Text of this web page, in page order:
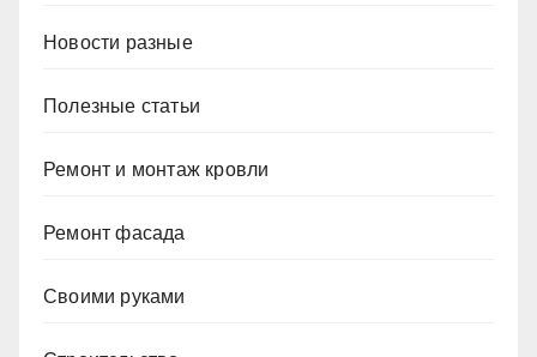
Новости разные
Полезные статьи
Ремонт и монтаж кровли
Ремонт фасада
Своими руками